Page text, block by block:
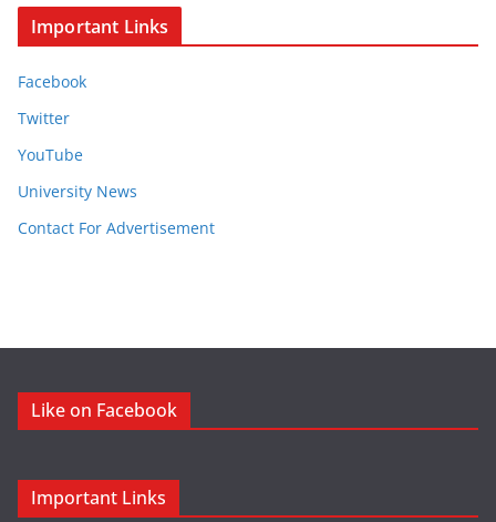
Important Links
Facebook
Twitter
YouTube
University News
Contact For Advertisement
Like on Facebook
Important Links